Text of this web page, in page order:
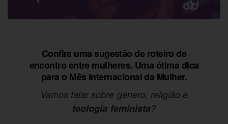
Confira uma sugestão de roteiro de
encontro entre mulheres. Uma ótima dica
para o Mês Internacional da Mulher.
Vamos falar sobre gênero, religião e
teologia feminista?